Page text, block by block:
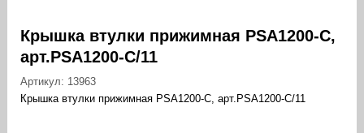
Крышка втулки прижимная PSA1200-C,
арт.PSA1200-C/11
Артикул: 13963
Крышка втулки прижимная PSA1200-C, арт.PSA1200-C/11